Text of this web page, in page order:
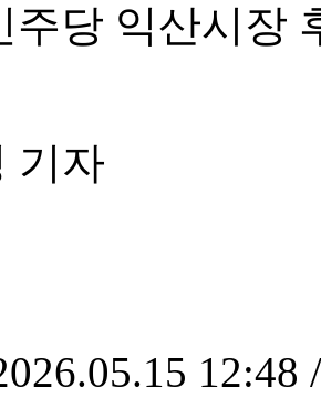
주당 익산시장
기자
12:48